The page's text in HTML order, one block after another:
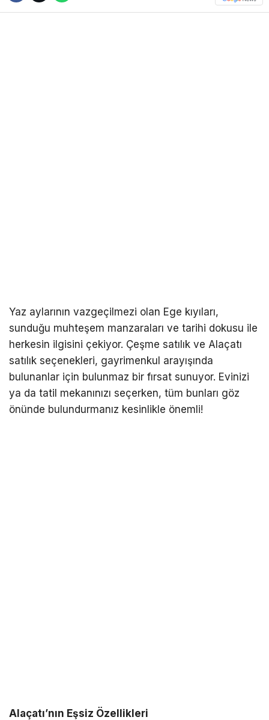
Yaz aylarının vazgeçilmezi olan Ege kıyıları,
sunduğu muhteşem manzaraları ve tarihi dokusu ile
herkesin ilgisini çekiyor. Çeşme satılık ve Alaçatı
satılık seçenekleri, gayrimenkul arayışında
bulunanlar için bulunmaz bir fırsat sunuyor. Evinizi
ya da tatil mekanınızı seçerken, tüm bunları göz
önünde bulundurmanız kesinlikle önemli!
Alaçatı’nın Eşsiz Özellikleri